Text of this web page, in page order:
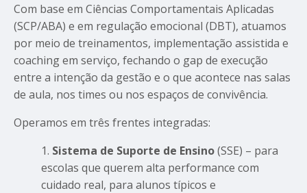
Com base em Ciências Comportamentais Aplicadas
(SCP/ABA) e em regulação emocional (DBT), atuamos
por meio de treinamentos, implementação assistida e
coaching em serviço, fechando o gap de execução
entre a intenção da gestão e o que acontece nas salas
de aula, nos times ou nos espaços de convivência.
Operamos em três frentes integradas:
Sistema de Suporte de Ensino(SSE) – para
escolas que querem alta performance com
cuidado real, para alunos típicos e